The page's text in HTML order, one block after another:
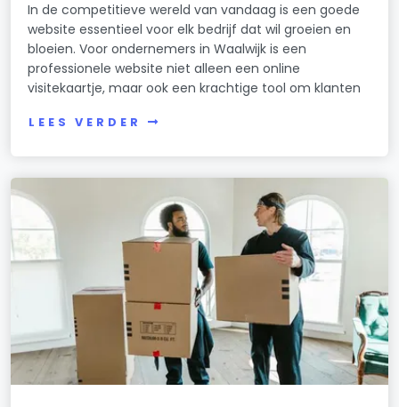
In de competitieve wereld van vandaag is een goede
website essentieel voor elk bedrijf dat wil groeien en
bloeien. Voor ondernemers in Waalwijk is een
professionele website niet alleen een online
visitekaartje, maar ook een krachtige tool om klanten
LEES VERDER